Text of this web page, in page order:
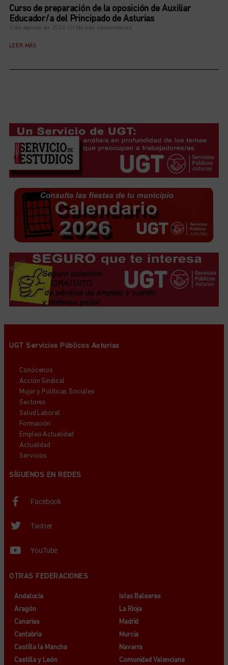
Curso de preparación de la oposición de Auxiliar
Educador/a del Principado de Asturias
3 de agosto de 2026 No hay comentarios
LEER MÁS
UGT Servicios Públicos Asturias
Conócenos
Acción Sindical
Mujer y Políticas Sociales
Sectores
Salud Laboral
Formación
Empleo Actualidad
Actualidad
Servicios
SÍGUENOS EN REDES
Facebook
Twitter
YouTube
OTRAS FEDERACIONES
Andalucía
Aragón
Canarias
Cantabria
Castilla la Mancha
Castilla y León
Islas Baleares
La Rioja
Madrid
Murcia
Navarra
Comunidad Valenciana